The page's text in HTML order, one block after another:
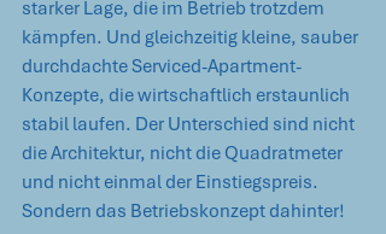
starker Lage, die im Betrieb trotzdem
kämpfen. Und gleichzeitig kleine, sauber
durchdachte Serviced-Apartment-
Konzepte, die wirtschaftlich erstaunlich
stabil laufen. Der Unterschied sind nicht
die Architektur, nicht die Quadratmeter
und nicht einmal der Einstiegspreis.
Sondern das Betriebskonzept dahinter!